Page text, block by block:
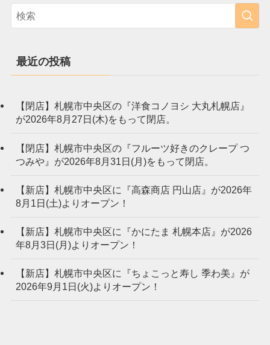
最近の投稿
【閉店】札幌市中央区の『洋食コノヨシ 大丸札幌店』
が2026年8月27日(木)をもって閉店。
【閉店】札幌市中央区の『フルーツ好きのクレープ つ
つみや』が2026年8月31日(月)をもって閉店。
【新店】札幌市中央区に『高森商店 円山店』が2026年
8月1日(土)よりオープン！
【新店】札幌市中央区に『かにたま 札幌本店』が2026
年8月3日(月)よりオープン！
【新店】札幌市中央区に『ちょこっと寿し 季わ美』が
2026年9月1日(火)よりオープン！